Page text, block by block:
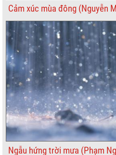
Cảm xúc mùa đông (Nguyễn
Ngẫu hứng trời mưa (Phạm